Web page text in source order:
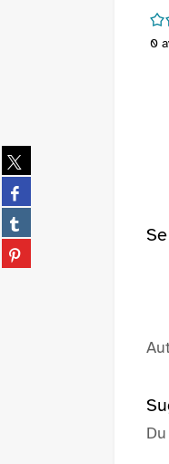
Partager
sur
twitter
(Nouvelle
fenêtre)
Partager
sur
facebook
(Nouvelle
fenêtre)
Partager
sur
tumblr
Partager
sur
/5
0